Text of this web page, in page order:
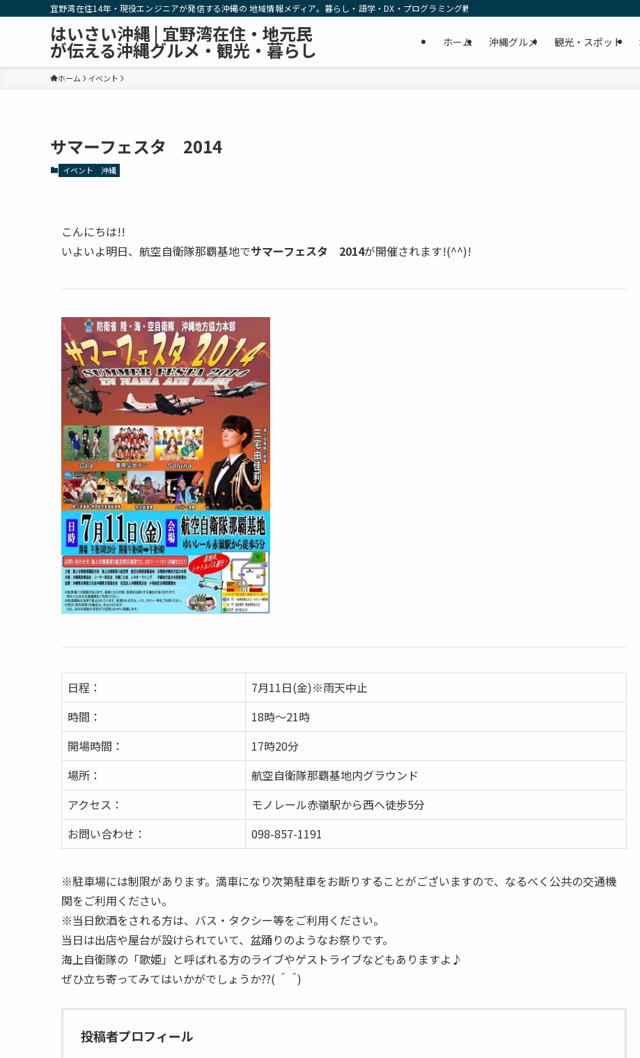
宜野湾在住14年・現役エンジニアが発信する沖縄の 地域情報メディア。暮らし・語学・DX・プログラミング教育の リアルな一次情報をお届けします。
はいさい沖縄 | 宜野湾在住・地元民
が伝える沖縄グルメ・観光・暮らし ホーム 沖縄グルメ 観光・スポット
ホーム イベント
サマーフェスタ 2014
イベント 沖縄
こんにちは!!
いよいよ明日、航空自衛隊那覇基地でサマーフェスタ 2014が開催されます!(^^)!
日程：
7月11日(金)※雨天中止
時間：
18時～21時
開場時間：
17時20分
場所：
航空自衛隊那覇基地内グラウンド
アクセス：
モノレール赤嶺駅から西へ徒歩5分
お問い合わせ：
098-857-1191
※駐車場には制限があります。満車になり次第駐車をお断りすることがございますので、なるべく公共の交通機
関をご利用ください。
※当日飲酒をされる方は、バス・タクシー等をご利用ください。
当日は出店や屋台が設けられていて、盆踊りのようなお祭りです。
海上自衛隊の「歌姫」と呼ばれる方のライブやゲストライブなどもありますよ♪
ぜひ立ち寄ってみてはいかがでしょうか??( ＾＾)
投稿者プロフィール